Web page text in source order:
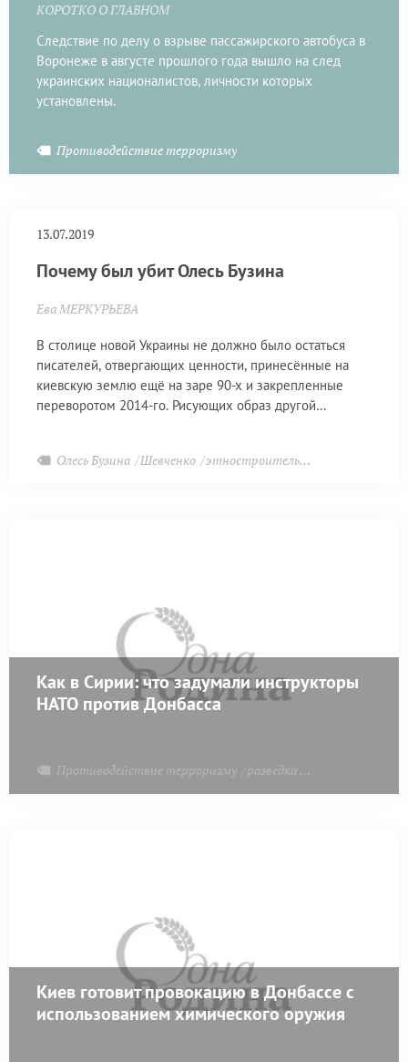
КОРОТКО О ГЛАВНОМ
Следствие по делу о взрыве пассажирского автобуса в
Воронеже в августе прошлого года вышло на след
украинских националистов, личности которых
установлены.
Противодействие терроризму
13.07.2019
Почему был убит Олесь Бузина
Ева МЕРКУРЬЕВА
В столице новой Украины не должно было остаться
писателей, отвергающих ценности, принесённые на
киевскую землю ещё на заре 90-х и закрепленные
переворотом 2014-го. Рисующих образ другой
имперскую, общерусскую.
Олесь Бузина Шевченко этностроительство
Как в Сирии: что задумали инструкторы
НАТО против Донбасса
Противодействие терроризму разведка Донецкая
Киев готовит провокацию в Донбассе с
использованием химического оружия